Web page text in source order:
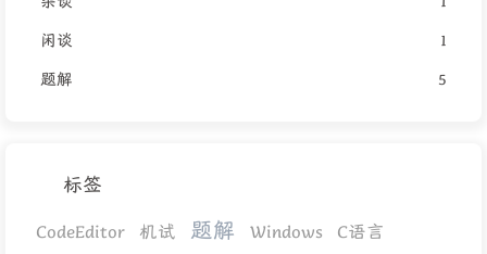
闲谈
1
题解
5
标签
CodeEditor 机试 题解 Windows
C语言